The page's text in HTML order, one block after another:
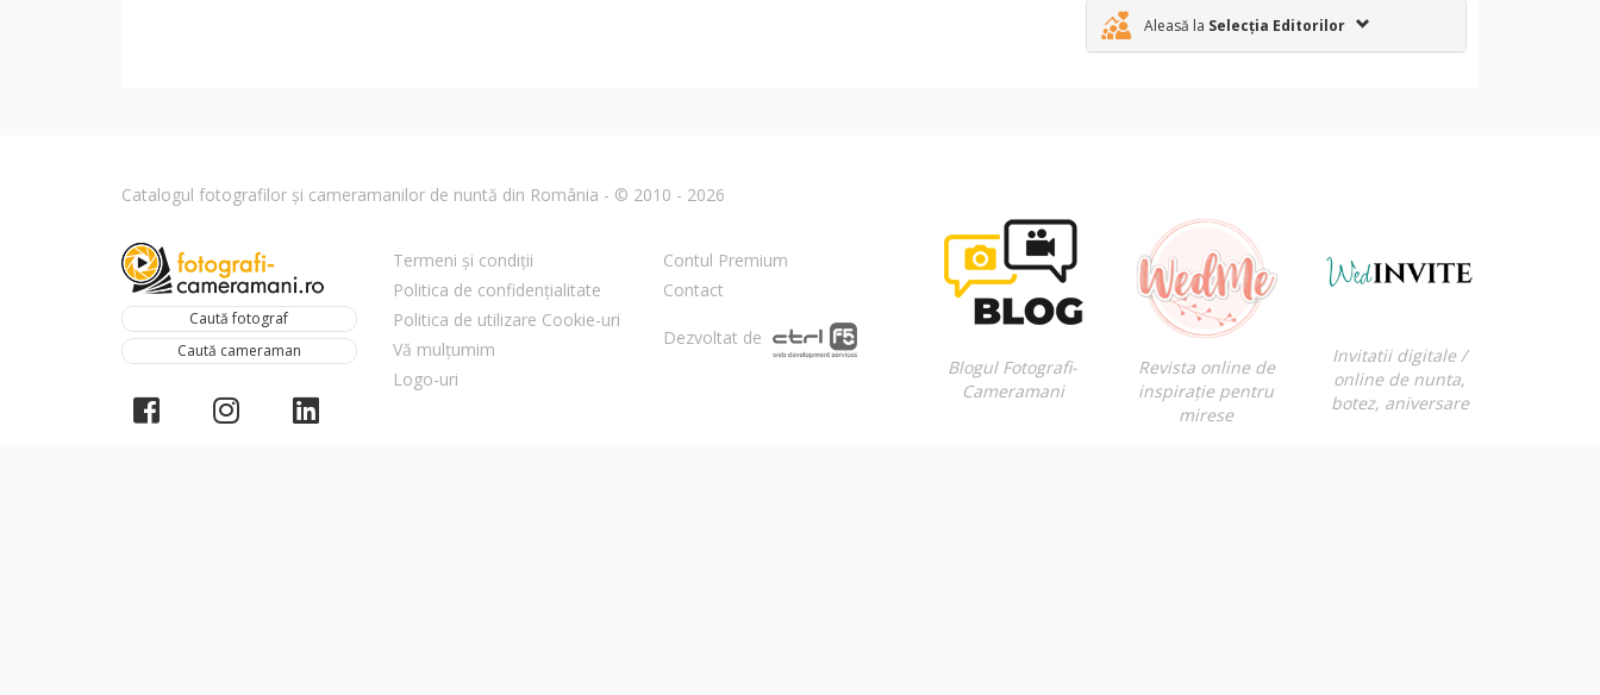
Aleasă la Selecția Editorilor
Catalogul fotografilor și cameramanilor de nuntă din România - © 2010 - 2026
Caută fotograf
Caută cameraman
Termeni și condiții
Politica de confidențialitate
Politica de utilizare Cookie-uri
Vă mulțumim
Logo-uri
Contul Premium
Contact
Dezvoltat de
Blogul Fotografi-
Cameramani
Revista online de
inspirație pentru
mirese
Invitatii digitale /
online de nunta,
botez, aniversare